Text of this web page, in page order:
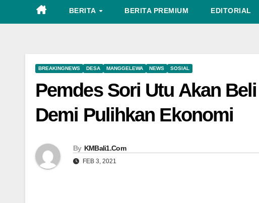
BERITA BERITA PREMIUM EDITORIAL
BREAKINGNEWS DESA MANGGELEWA NEWS SOSIAL
Pemdes Sori Utu Akan
Demi Pulihkan Ekonomi
By KMBali1.Com
FEB 3, 2021